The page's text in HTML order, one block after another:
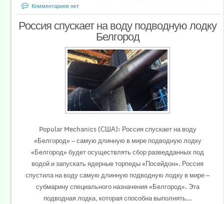
Комментариев нет
Россия спускает на воду подводную лодку
Белгород
Popular Mechanics (США): Россия спускает на воду
«Белгород» — самую длинную в мире подводную лодку
«Белгород» будет осуществлять сбор разведданных под
водой и запускать ядерные торпеды «Посейдон». Россия
спустила на воду самую длинную подводную лодку в мире —
субмарину специального назначения «Белгород». Эта
подводная лодка, которая способна выполнять...